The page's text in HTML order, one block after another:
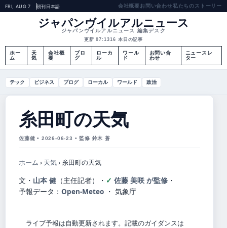
FRI, AUG 7 朝刊日本語 会社概要お問い合わせ私たちのストーリー
ジャパンヴイルアルニュース
ジャパンヴイルアルニュース 編集デスク
更新 07:1316 本日の記事
ホー
ム
天
気
会社概
要
ブロ
グ
ローカ
ル
ワール
ド
お問い合
わせ
ニュースレ
ター
テック ビジネス ブログ ローカル ワールド 政治
糸田町の天気
佐藤健 • 2026-06-23 • 監修 鈴木 蒼
ホーム › 天気› 糸田町の天気
文・ 山本 健 （主任記者） ・ 佐藤 美咲 が監修 ・
予報データ： Open-Meteo ・ 気象庁
ライブ予報は自動更新されます。記載のガイダンスは